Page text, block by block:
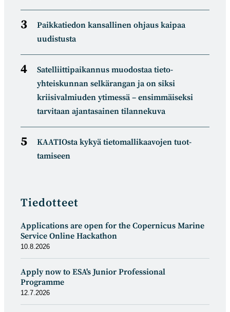
Paikkatiedon kansallinen ohjaus kaipaa
uudistusta
Satelliitti­paikannus muodostaa tieto­
yhteiskunnan selkä­rangan ja on siksi
kriisivalmiuden ytimessä – ensimmäiseksi
tarvitaan ajantasainen tilannekuva
KAATIOsta kykyä tietomal­likaa­vojen tuot­
tamiseen
Tiedotteet
Applications are open for the Copernicus Marine
Service Online Hackathon
10.8.2026
Apply now to ESA's Junior Professional
Programme
12.7.2026